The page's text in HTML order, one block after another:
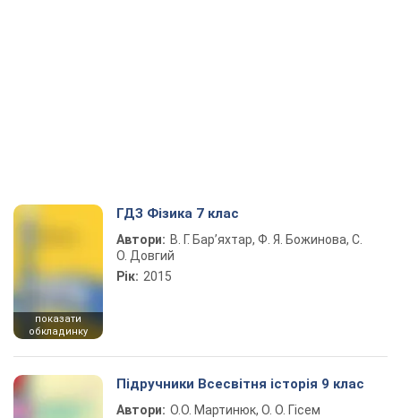
показати
обкладинку
ГДЗ Фізика 7 клас
Автори: В. Г. Бар’яхтар, Ф. Я. Божинова, С.
О. Довгий
Рік: 2015
Підручники Всесвітня історія 9 клас
Автори: О.О. Мартинюк, О. О. Гісем